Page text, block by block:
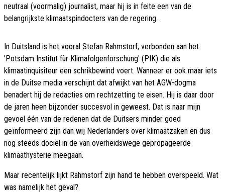
neutraal (voormalig) journalist, maar hij is in feite een van de
belangrijkste klimaatspindocters van de regering.
In Duitsland is het vooral Stefan Rahmstorf, verbonden aan het
'Potsdam Institut für Klimafolgenforschung' (PIK) die als
klimaatinquisiteur een schrikbewind voert. Wanneer er ook maar iets
in de Duitse media verschijnt dat afwijkt van het AGW-dogma
benadert hij de redacties om rechtzetting te eisen. Hij is daar door
de jaren heen bijzonder succesvol in geweest. Dat is naar mijn
gevoel één van de redenen dat de Duitsers minder goed
geïnformeerd zijn dan wij Nederlanders over klimaatzaken en dus
nog steeds dociel in de van overheidswege gepropageerde
klimaathysterie meegaan.
Maar recentelijk lijkt Rahmstorf zijn hand te hebben overspeeld. Wat
was namelijk het geval?